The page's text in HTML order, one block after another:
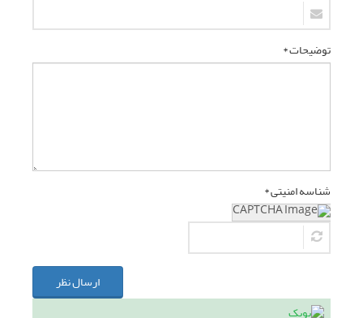
توضیحات *
شناسه امنیتی *
ارسال نظر